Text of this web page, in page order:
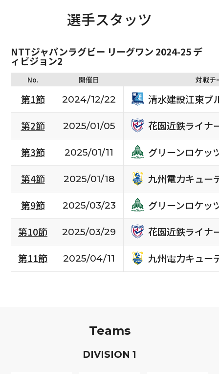
選手スタッツ
NTTジャパンラグビー リーグワン 2024-25 デ
ィビジョン2
No. 開催日 対戦チ
第1節 2024/12/22
清水建設江東ブ
第2節
2025/01/05
花園近鉄ライナ
第3節
2025/01/11
グリーンロケッ
第4節
2025/01/18
九州電力キュー
第9節
2025/03/23
グリーンロケッ
第10節
2025/03/29
花園近鉄ライナ
第11節
2025/04/11 九州電力キュー
Teams
DIVISION 1